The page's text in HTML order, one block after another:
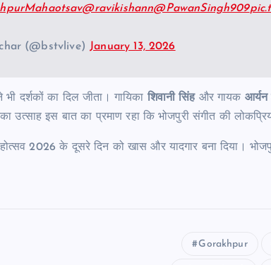
@ravikishann@PawanSingh909
(@bstvlive) January 13, 2026
दर्शकों का दिल जीता। गायिका शिवानी सिंहऔर गायक आर्यन
उत्साह इस बात का प्रमाण रहा कि भोजपुरी संगीत की
2026 के दूसरे दिन को खास और यादगार बना दिया।
Gorakhpur